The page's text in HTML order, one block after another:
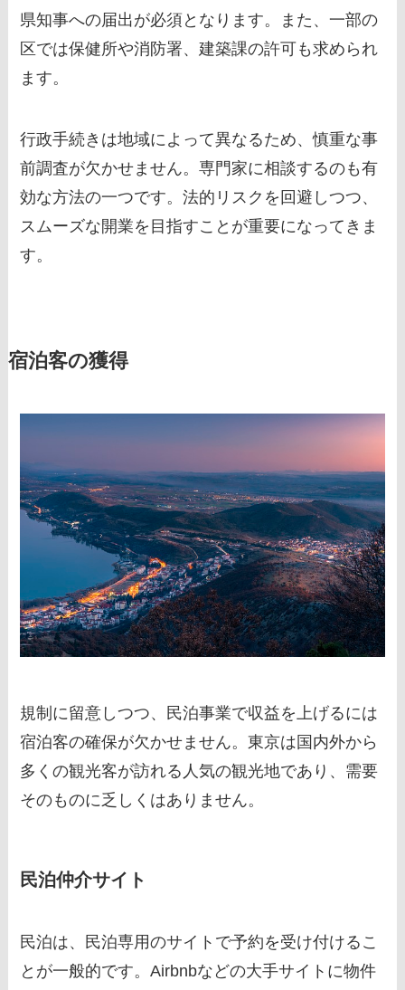
県知事への届出が必須となります。また、一部の
区では保健所や消防署、建築課の許可も求められ
ます。
行政手続きは地域によって異なるため、慎重な事
前調査が欠かせません。専門家に相談するのも有
効な方法の一つです。法的リスクを回避しつつ、
スムーズな開業を目指すことが重要になってきま
す。
宿泊客の獲得
規制に留意しつつ、民泊事業で収益を上げるには
宿泊客の確保が欠かせません。東京は国内外から
多くの観光客が訪れる人気の観光地であり、需要
そのものに乏しくはありません。
民泊仲介サイト
民泊は、民泊専用のサイトで予約を受け付けるこ
とが一般的です。Airbnbなどの大手サイトに物件